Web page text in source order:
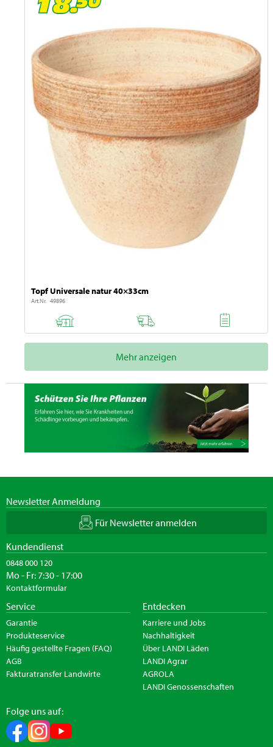
Topf Universale natur 40×33cm
Art.Nr. 49896
Mehr anzeigen
Newsletter Anmeldung
Für Newsletter anmelden
Kundendienst
0848 000 120
Mo - Fr: 7:30 - 17:00
Kontaktformular
Service
Garantie
Produkteservice
Häufig gestellte Fragen (FAQ)
AGB
Fakturatransfer Landwirte
Entdecken
Karriere und Jobs
Nachhaltigkeit
Über LANDI Läden
LANDI Agrar
AGROLA
LANDI Genossenschaften
Folge uns auf: